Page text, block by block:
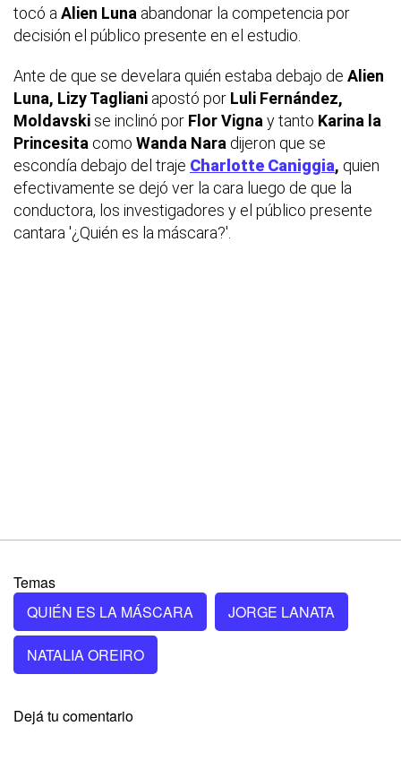
tocó aAlien Luna abandonar la competencia por
decisión el público presente en el estudio.
Ante de que se develara quién estaba debajo de Alien
Luna, Lizy Tagliani apostó por Luli Fernández,
Moldavski se inclinó por Flor Vignay tanto Karina la
Princesita como Wanda Nara dijeron que se
escondía debajo del traje Charlotte Caniggia, quien
efectivamente se dejó ver la cara luego de que la
conductora, los investigadores y el público presente
cantara '¿Quién es la máscara?'.
Temas
QUIÉN ES LA MÁSCARA
JORGE LANATA
NATALIA OREIRO
Dejá tu comentario